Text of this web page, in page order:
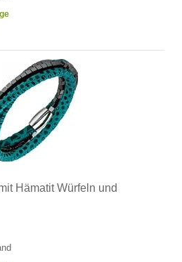
Hämatit Würfeln und